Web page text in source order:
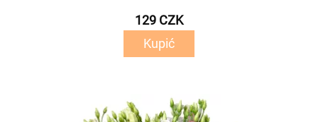
129 CZK
Kupić